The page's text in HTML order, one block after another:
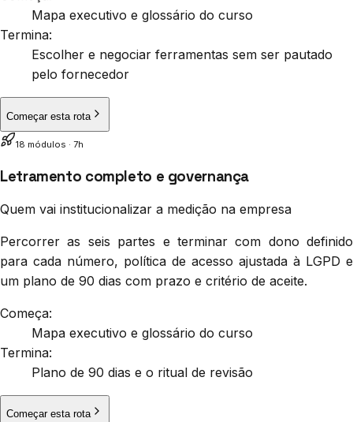
Mapa executivo e glossário do curso
Termina:
Escolher e negociar ferramentas sem ser pautado
pelo fornecedor
Começar esta rota
18 módulos · 7h
Letramento completo e governança
Quem vai institucionalizar a medição na empresa
Percorrer as seis partes e terminar com dono definido
para cada número, política de acesso ajustada à LGPD e
um plano de 90 dias com prazo e critério de aceite.
Começa:
Mapa executivo e glossário do curso
Termina:
Plano de 90 dias e o ritual de revisão
Começar esta rota